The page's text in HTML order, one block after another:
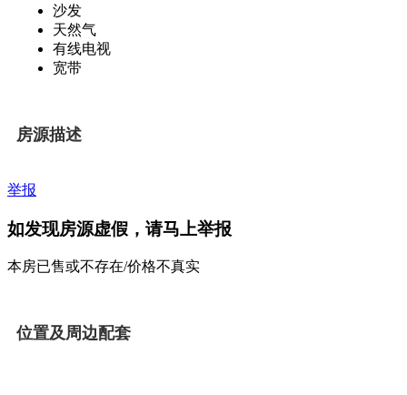
沙发
天然气
有线电视
宽带
房源描述
举报
如发现房源虚假，请马上举报
本房已售或不存在/价格不真实
位置及周边配套